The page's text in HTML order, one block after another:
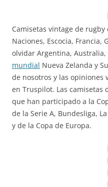
Camisetas vintage de
Naciones, Escocia, Francia,
olvidar Argentina, Australia,
mundial Nueva Zelanda y
de nosotros y las opiniones
en Truspilot. Las camisetas
que han participado a la
de la Serie A, Bundesliga,
y de la Copa de Europa.